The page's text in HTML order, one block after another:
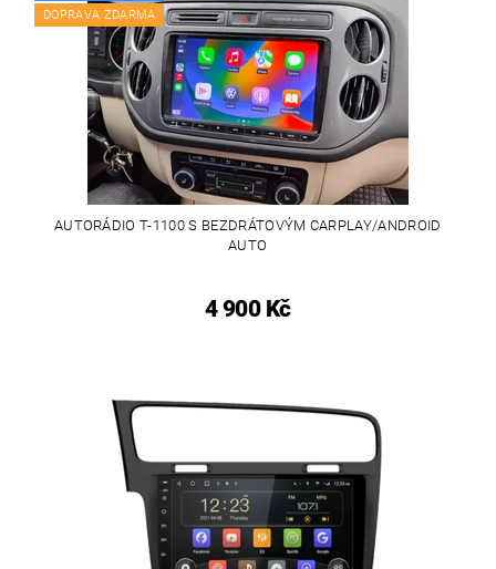
DOPRAVA ZDARMA
AUTORÁDIO T-1100 S BEZDRÁTOVÝM CARPLAY/ANDROID
AUTO
4 900 Kč